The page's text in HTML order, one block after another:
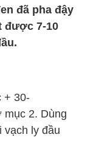
đã pha đậy
được 7-10
+ 30-
mục 2. Dùng
vạch ly đầu